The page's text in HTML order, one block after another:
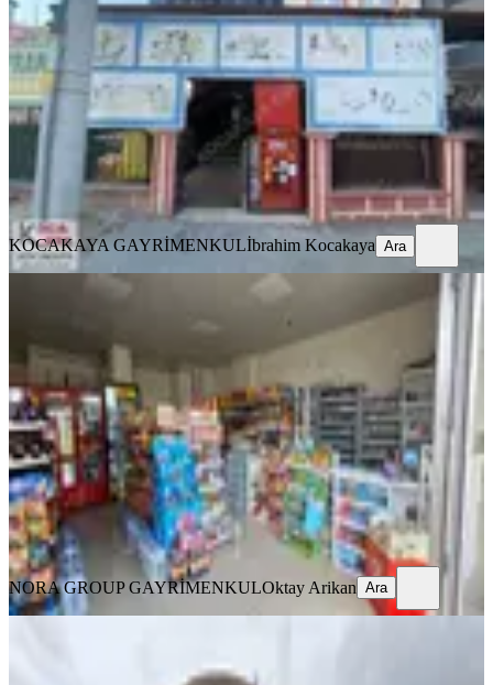
Merkezefendi, Gültepe Mahallesi
1 Oda·200 m²·Düz Giriş (Zemin)·14.12.2025
950.000 ₺
KOCAKAYA GAYRİMENKUL İbrahim Kocakaya
Ara
KOCAKAYA GAYRİMENKULİbrahim Kocakaya Ara
Nora'dan Yenişafak'ta Devren Satılık
Market
Merkezefendi, Yenişafak Mahallesi
1 Oda·70 m²·Düz Giriş (Zemin)·21.06.2026
1.050.000 ₺
NORA GROUP GAYRİMENKULOktay Arikan
Ara
NORA GROUP GAYRİMENKULOktay Arikan Ara
Merkezinde Devren Kiralık Ofis